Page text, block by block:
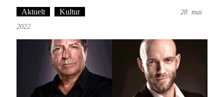
Aktuelt Kultur
28. mai
2022